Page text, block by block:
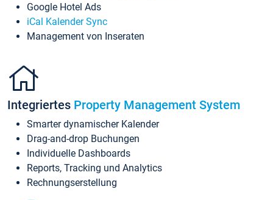
Google Hotel Ads
iCal Kalender Sync
Management von Inseraten
Integriertes Property Management System
Smarter dynamischer Kalender
Drag-and-drop Buchungen
Individuelle Dashboards
Reports, Tracking und Analytics
Rechnungserstellung